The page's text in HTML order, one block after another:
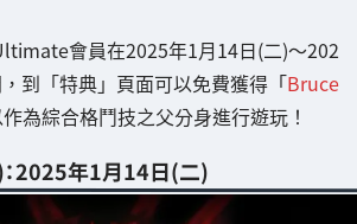
會員在2025年1月14日(二)～202
到「特典」頁面可以免費獲得「Bruce
為綜合格鬥技之父分身進行遊玩！
：2025年1月14日(二)